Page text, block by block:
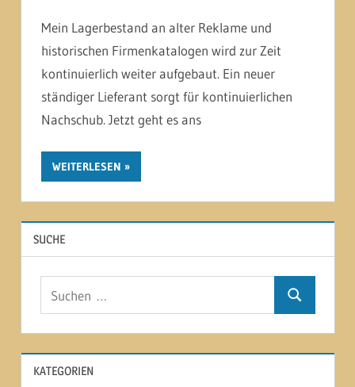
Mein Lagerbestand an alter Reklame und
historischen Firmenkatalogen wird zur Zeit
kontinuierlich weiter aufgebaut. Ein neuer
ständiger Lieferant sorgt für kontinuierlichen
Nachschub. Jetzt geht es ans
WEITERLESEN
SUCHE
Suchen
KATEGORIEN